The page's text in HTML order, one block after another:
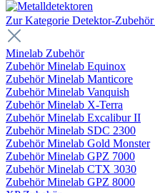
Zur Kategorie Detektor-Zubehör
Minelab Zubehör
Zubehör Minelab Equinox
Zubehör Minelab Manticore
Zubehör Minelab Vanquish
Zubehör Minelab X-Terra
Zubehör Minelab Excalibur II
Zubehör Minelab SDC 2300
Zubehör Minelab Gold Monster
Zubehör Minelab GPZ 7000
Zubehör Minelab CTX 3030
Zubehör Minelab GPZ 8000